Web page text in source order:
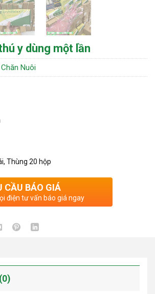
y dùng một lần
Nuôi
Thùng 20 hộp
CẦU BÁO GIÁ
điện tư vấn báo giá ngay